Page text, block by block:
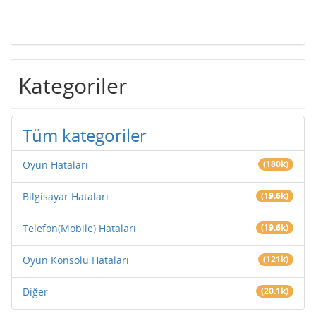
Kategoriler
Tüm kategoriler
Oyun Hataları (180k)
Bilgisayar Hataları (19.6k)
Telefon(Mobile) Hataları (19.6k)
Oyun Konsolu Hataları (121k)
Diğer (20.1k)